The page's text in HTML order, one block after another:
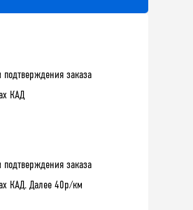
заказа
КАД
заказа
КАД. Далее 40р/км